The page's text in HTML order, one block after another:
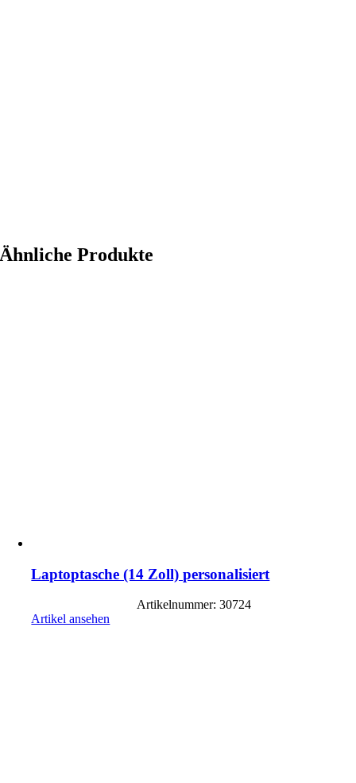
Ähnliche Produkte
Laptoptasche (14 Zoll) personalisiert
Artikelnummer: 30724
Artikel ansehen